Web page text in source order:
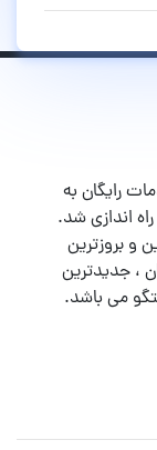
ارائه خدمات رایگان به
اندازی شد.
و بروزترین
، جدیدترین
می باشد.